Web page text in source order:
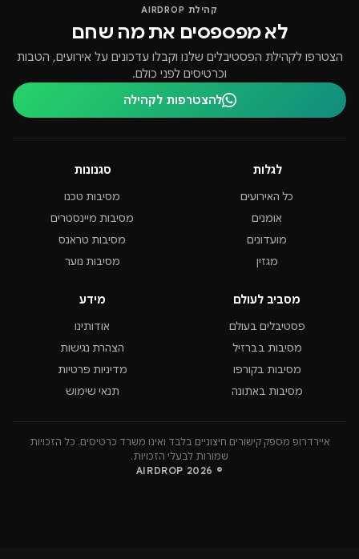
קהילת AIRDROP
לא מפספסים את מה שחם
הצטרפו לקהילת הפסטיבלים שלנו וקבלו עדכונים על אירועים, הטבות
וכרטיסים לפני כולם.
להצטרפות לקהילה
לגלות
כל האירועים
אומנים
מועדונים
מגזין
סגנונות
מסיבות טכנו
מסיבות מיינסטרים
מסיבות טראנס
מסיבות נוער
מסביב לעולם
פסטיבלים בעולם
מסיבות בברזיל
מסיבות בקורפו
מסיבות באתונה
מידע
אודותינו
הצהרת נגישות
מדיניות פרטיות
תנאי שימוש
איירדרופ מספק קישורים חיצוניים בלבד ואינו משרד כרטיסים. כל הזכויות
שמורות לבעלי הזכויות.
© 2026 AIRDROP